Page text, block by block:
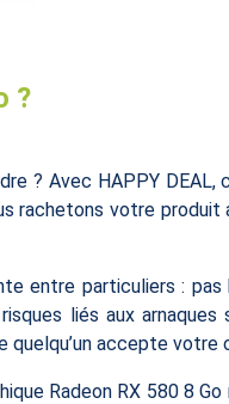
?
? Avec HAPPY
rachetons votre
entre particuliers :
liés aux
quelqu’un accepte votre
Radeon RX 580 8